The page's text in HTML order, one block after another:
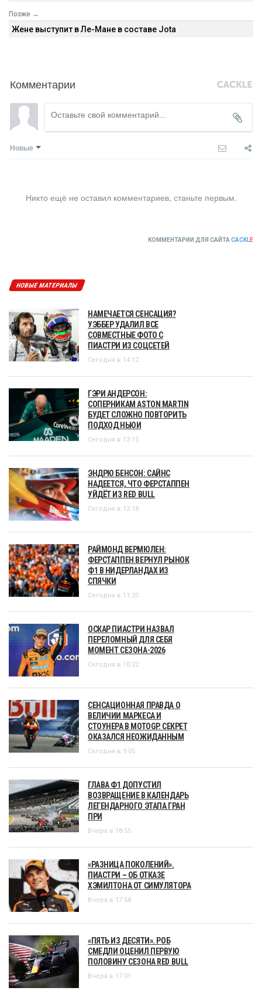
Позже →
Жене выступит в Ле-Мане в составе Jota
Комментарии
Новые
Никто ещё не оставил комментариев, станьте первым.
КОММЕНТАРИИ ДЛЯ САЙТА CACKLE
НОВЫЕ МАТЕРИАЛЫ
НАМЕЧАЕТСЯ СЕНСАЦИЯ?
УЭББЕР УДАЛИЛ ВСЕ
СОВМЕСТНЫЕ ФОТО С
ПИАСТРИ ИЗ СОЦСЕТЕЙ
Сегодня в 14:12
ГЭРИ АНДЕРСОН:
СОПЕРНИКАМ ASTON MARTIN
БУДЕТ СЛОЖНО ПОВТОРИТЬ
ПОДХОД НЬЮИ
Сегодня в 13:15
ЭНДРЮ БЕНСОН: САЙНС
НАДЕЕТСЯ, ЧТО ФЕРСТАППЕН
УЙДЁТ ИЗ RED BULL
Сегодня в 12:18
РАЙМОНД ВЕРМЮЛЕН:
ФЕРСТАППЕН ВЕРНУЛ РЫНОК
Ф1 В НИДЕРЛАНДАХ ИЗ
СПЯЧКИ
Сегодня в 11:20
ОСКАР ПИАСТРИ НАЗВАЛ
ПЕРЕЛОМНЫЙ ДЛЯ СЕБЯ
МОМЕНТ СЕЗОНА-2026
Сегодня в 10:22
СЕНСАЦИОННАЯ ПРАВДА О
ВЕЛИЧИИ МАРКЕСА И
СТОУНЕРА В MOTOGP. СЕКРЕТ
ОКАЗАЛСЯ НЕОЖИДАННЫМ
Сегодня в 9:05
ГЛАВА Ф1 ДОПУСТИЛ
ВОЗВРАЩЕНИЕ В КАЛЕНДАРЬ
ЛЕГЕНДАРНОГО ЭТАПА ГРАН
ПРИ
Вчера в 18:55
«РАЗНИЦА ПОКОЛЕНИЙ».
ПИАСТРИ – ОБ ОТКАЗЕ
ХЭМИЛТОНА ОТ СИМУЛЯТОРА
Вчера в 17:58
«ПЯТЬ ИЗ ДЕСЯТИ». РОБ
СМЕДЛИ ОЦЕНИЛ ПЕРВУЮ
ПОЛОВИНУ СЕЗОНА RED BULL
Вчера в 17:01